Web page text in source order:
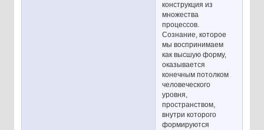
конструкция из
множества
процессов.
Сознание, которое
мы воспринимаем
как высшую форму,
оказывается
конечным потолком
человеческого
уровня,
пространством,
внутри которого
формируются